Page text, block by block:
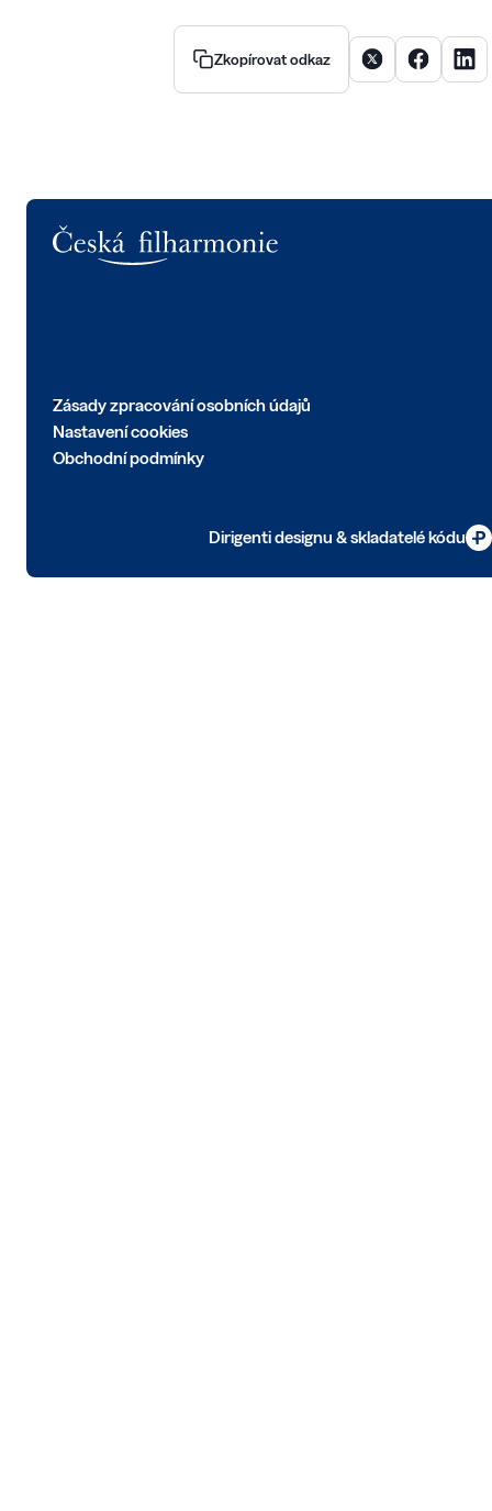
Zkopírovat odkaz Sdílet článek na X
Sdílet
Zásady zpracování osobních údajů
Nastavení cookies
Obchodní podmínky
Dirigenti designu & skladatelé kódu